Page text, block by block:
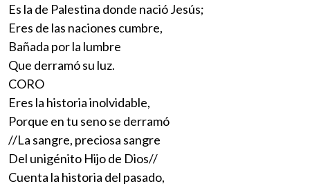
Es la de Palestina donde nació Jesús;
Eres de las naciones cumbre,
Bañada por la lumbre
Que derramó su luz.
CORO
Eres la historia inolvidable,
Porque en tu seno se derramó
//La sangre, preciosa sangre
Del unigénito Hijo de Dios//
Cuenta la historia del pasado,